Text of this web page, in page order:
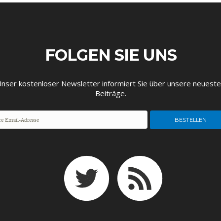
FOLGEN SIE UNS
kostenloser Newsletter informiert Sie über unsere
Beiträge.